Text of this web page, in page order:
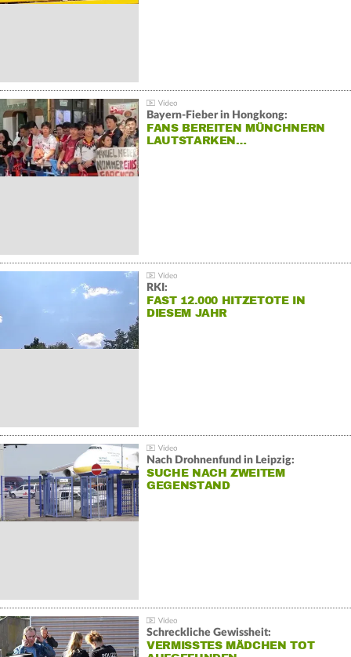
Bayern-Fieber in Hongkong:
FANS BEREITEN MÜNCHNERN
LAUTSTARKEN…
RKI:
FAST 12.000 HITZETOTE IN
DIESEM JAHR
Nach Drohnenfund in Leipzig:
SUCHE NACH ZWEITEM
GEGENSTAND
Schreckliche Gewissheit:
VERMISSTES MÄDCHEN TOT